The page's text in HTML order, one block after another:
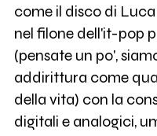
come il disco di
nel filone dell'it-pop
(pensate un po',
addirittura come
della vita) con la
digitali e analogici,